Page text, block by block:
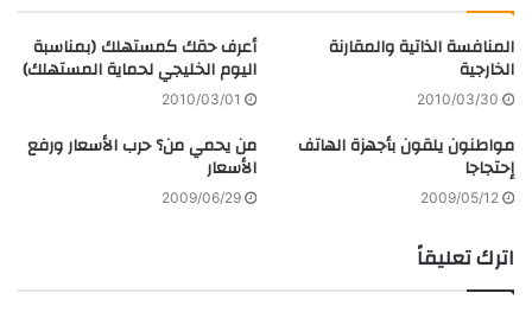
المنافسة الذاتية والمقارنة
الخارجية
2010/03/30
أعرف حقك كمستهلك (بمناسبة
اليوم الخليجي لحماية المستهلك)
2010/03/01
مواطنون يلقون بأجهزة الهاتف
إحتجاجا
2009/05/12
من يحمي من؟ حرب الأسعار ورفع
الأسعار
2009/06/29
اترك تعليقاً